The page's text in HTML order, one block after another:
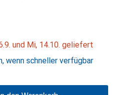
und Mi, 14.10. geliefert
wenn schneller verfügbar